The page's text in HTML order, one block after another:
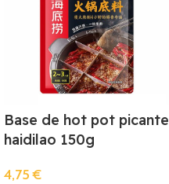
Base de hot pot picante
haidilao 150g
4,75€